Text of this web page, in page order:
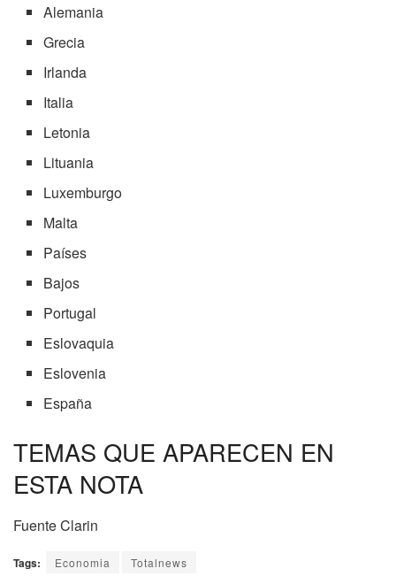
Alemania
Grecia
Irlanda
Italia
Letonia
Lituania
Luxemburgo
Malta
Países
Bajos
Portugal
Eslovaquia
Eslovenia
España
TEMAS QUE APARECEN EN
ESTA NOTA
Fuente Clarin
Tags: Economia Totalnews